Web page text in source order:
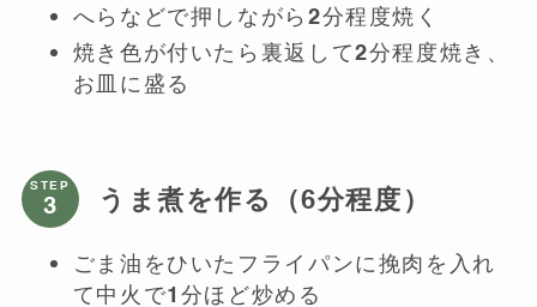
へらなどで押しながら2分程度焼く
焼き色が付いたら裏返して2分程度焼き、
お皿に盛る
STEP うま煮を作る（6分程度）
ごま油をひいたフライパンに挽肉を入れ
て中火で1分ほど炒める